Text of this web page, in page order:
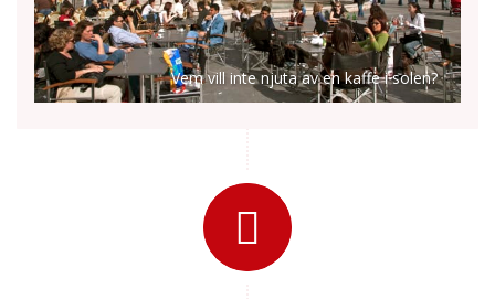
Vem vill inte njuta av en kaffe i solen?